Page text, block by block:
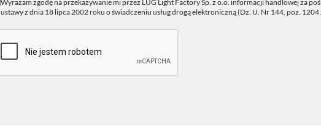
Wyrażam zgodę na przekazywanie mi przez LUG Light Factory Sp. z o.o. informacji handlowej za
ustawy z dnia 18 lipca 2002 roku o świadczeniu usług drogą elektroniczną (Dz. U. Nr 144, poz. 1204